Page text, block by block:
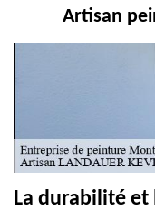
Artisan
La durabilité et